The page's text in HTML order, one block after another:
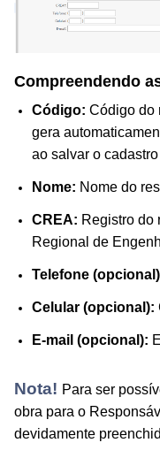
Compreendendo
Código: Código do
gera
ao salvar o
Nome: Nome do
CREA: Registro do
Regional de
Telefone
Celular (opcional):
E-mail (opcional):
Nota! Para ser
obra para o
devidamente